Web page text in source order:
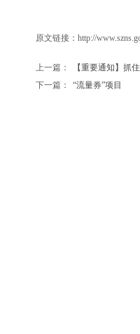
原文链接： http://
上一篇：
【重要通知】抓
下一篇：
“流量券”项目